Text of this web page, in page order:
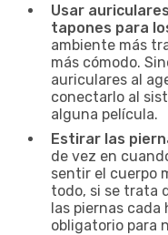
Usar
tapones para
ambiente más
más cómodo.
auriculares al
conectarlo al
alguna película.
Estirar las
de vez en
sentir el cuerpo
todo, si se trata
las piernas cada
obligatorio para